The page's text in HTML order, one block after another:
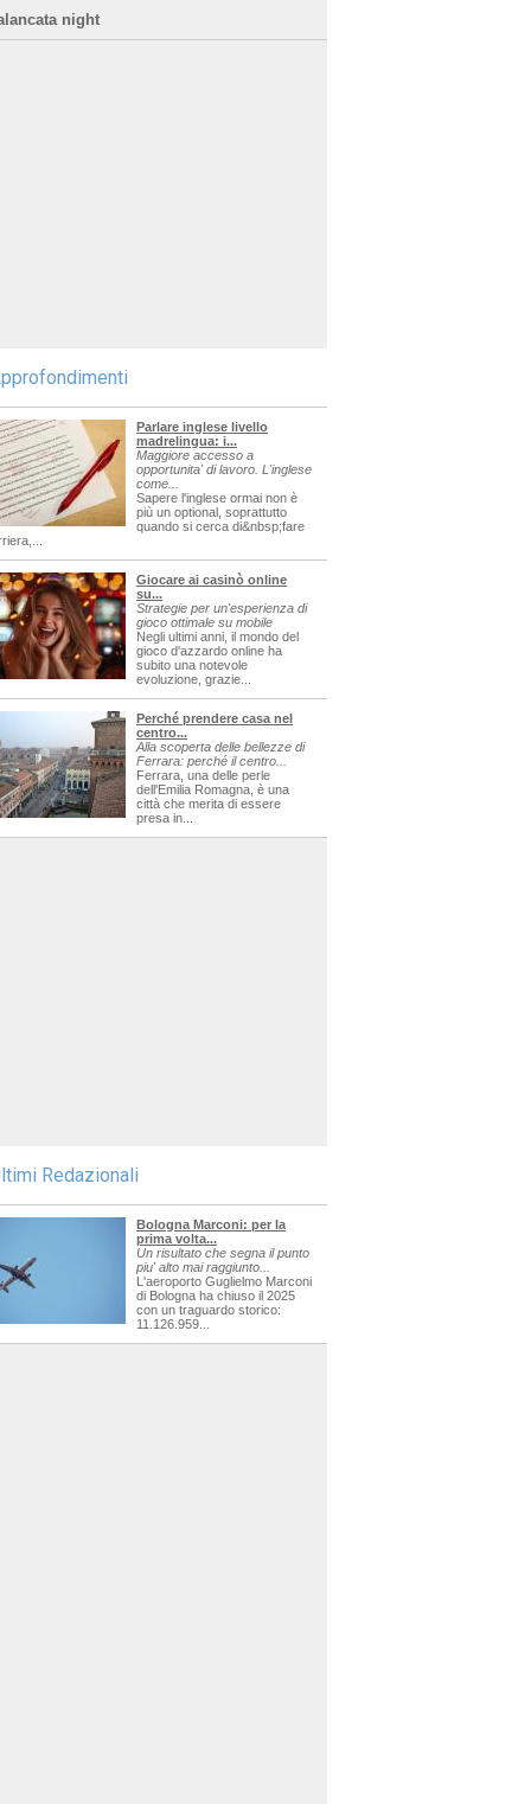
night
Parlare inglese livello
madrelingua: i...
Maggiore accesso a
opportunita' di lavoro. L'inglese
come...
Sapere l'inglese ormai non è
più un optional, soprattutto
quando si cerca di&nbsp;fare
Giocare ai casinò online
su...
Strategie per un'esperienza di
gioco ottimale su mobile
Negli ultimi anni, il mondo del
gioco d'azzardo online ha
subito una notevole
evoluzione, grazie...
Perché prendere casa nel
centro...
Alla scoperta delle bellezze di
Ferrara: perché il centro...
Ferrara, una delle perle
dell'Emilia Romagna, è una
città che merita di essere
presa in...
Redazionali
Bologna Marconi: per la
prima volta...
Un risultato che segna il punto
piu' alto mai raggiunto...
L'aeroporto Guglielmo Marconi
di Bologna ha chiuso il 2025
con un traguardo storico:
11.126.959...